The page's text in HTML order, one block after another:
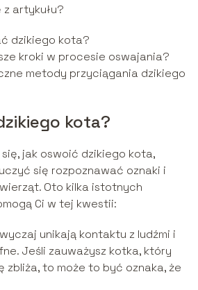
artykułu?
dzikiego kota?
kroki w procesie oswajania?
metody przyciągania dzikiego
kota?
jak oswoić dzikiego kota,
się rozpoznawać oznaki i
Oto kilka istotnych
Ci w tej kwestii:
unikają kontaktu z ludźmi i
Jeśli zauważysz kotka, który
zbliża, to może to być oznaka, że